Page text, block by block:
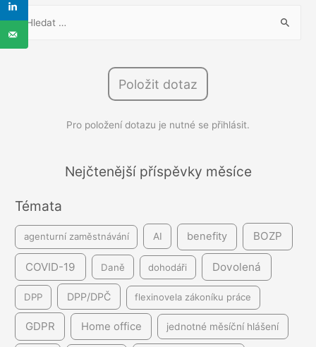
V
y
h
í
Položit dotaz
Pro položení dotazu je nutné se přihlásit.
Nejčtenější příspěvky měsíce
Témata
agenturní zaměstnávání AI benefity BOZP
COVID-19 Daně dohodáři Dovolená
DPP DPP/DPČ flexinovela zákoníku práce
GDPR Home office jednotné měsíční hlášení